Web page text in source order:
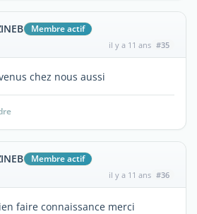
Membre actif
il y a 11 ans #35
chez nous aussi
Membre actif
il y a 11 ans #36
faire connaissance merci